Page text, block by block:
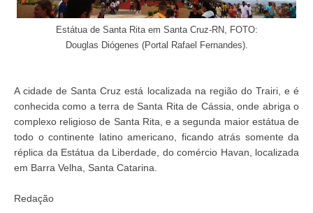
Estátua de Santa Rita em Santa Cruz-RN, FOTO:
Douglas Diógenes (Portal Rafael Fernandes).
A cidade de Santa Cruz está localizada na região do Trairi, e é
conhecida como a terra de Santa Rita de Cássia, onde abriga o
complexo religioso de Santa Rita, e a segunda maior estátua de
todo o continente latino americano, ficando atrás somente da
réplica da Estátua da Liberdade, do comércio Havan, localizada
em Barra Velha, Santa Catarina.
Redação